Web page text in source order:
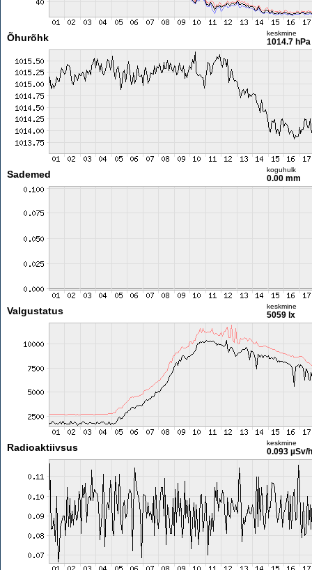
Õhurõhk keskmine
1014.7 hPa
Sademed koguhulk
0.00 mm
Valgustatus keskmine
5059 lx
Radioaktiivsus keskmine
0.093 µSv/h